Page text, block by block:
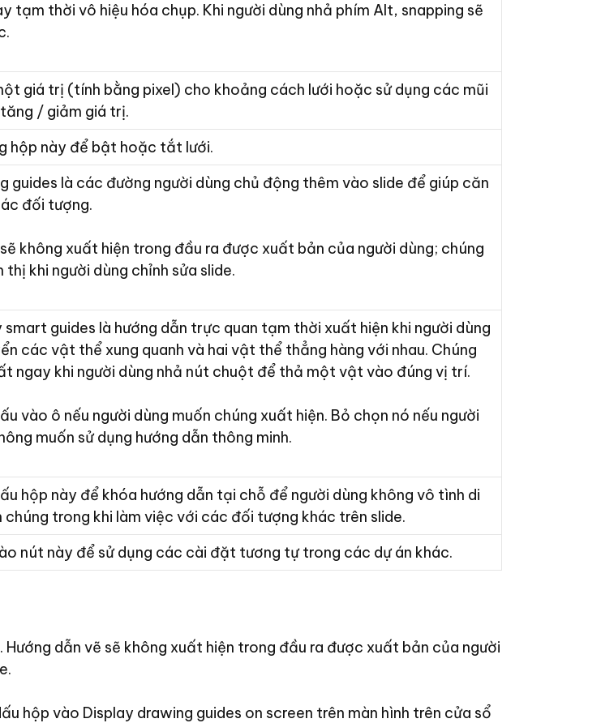
tạm thời vô hiệu hóa chụp. Khi người dùng nhả phím Alt, snapping sẽ
giá trị (tính bằng pixel) cho khoảng cách lưới hoặc sử dụng các mũi
/ giảm giá trị.
hộp này để bật hoặc tắt lưới.
guides là các đường người dùng chủ động thêm vào slide để giúp căn
đối tượng.
không xuất hiện trong đầu ra được xuất bản của người dùng; chúng
thị khi người dùng chỉnh sửa slide.
smart guides là hướng dẫn trực quan tạm thời xuất hiện khi người dùng
các vật thể xung quanh và hai vật thể thẳng hàng với nhau. Chúng
ngay khi người dùng nhả nút chuột để thả một vật vào đúng vị trí.
vào ô nếu người dùng muốn chúng xuất hiện. Bỏ chọn nó nếu người
muốn sử dụng hướng dẫn thông minh.
hộp này để khóa hướng dẫn tại chỗ để người dùng không vô tình di
chúng trong khi làm việc với các đối tượng khác trên slide.
nút này để sử dụng các cài đặt tương tự trong các dự án khác.
dẫn vẽ sẽ không xuất hiện trong đầu ra được xuất bản của người
hộp vào Display drawing guides on screen trên màn hình trên cửa sổ